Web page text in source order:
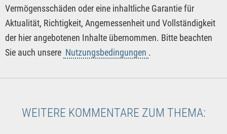
Vermögensschäden oder eine inhaltliche Garantie für
Aktualität, Richtigkeit, Angemessenheit und Vollständigkeit
der hier angebotenen Inhalte übernommen. Bitte beachten
Sie auch unsere Nutzungsbedingungen .
WEITERE KOMMENTARE ZUM THEMA: